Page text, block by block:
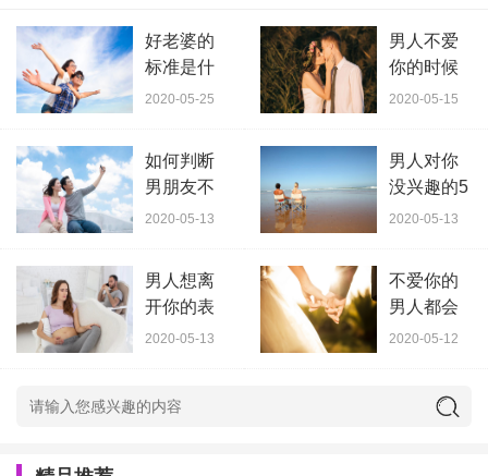
好老婆的
标准是什
么？好老
2020-05-25
男人不爱
你的时候
有什么表
2020-05-15
如何判断
男朋友不
爱我了？
2020-05-13
男人对你
没兴趣的5
种表现 第
2020-05-13
男人想离
开你的表
现？会频
2020-05-13
不爱你的
男人都会
有哪些表
2020-05-12